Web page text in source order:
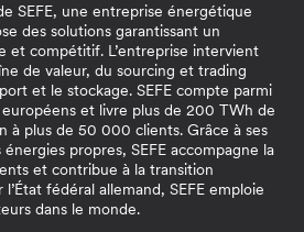
SEFE, une entreprise énergétique
des solutions garantissant un
et compétitif. L’entreprise intervient
de valeur, du sourcing et trading
et le stockage. SEFE compte parmi
et livre plus de 200 TWh de
à plus de 50 000 clients. Grâce à ses
propres, SEFE accompagne la
et contribue à la transition
fédéral allemand, SEFE emploie
dans le monde.